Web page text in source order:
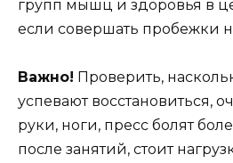
групп мышц и здоровья в
если совершать пробежки
Важно! Проверить,
успевают восстановиться,
руки, ноги, пресс болят
после занятий, стоит